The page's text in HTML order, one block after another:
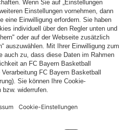
Schach Schiedsrichter
Seniorenfußball
Tischtennis
Nutzungsbedingungen Barrierefreiheit